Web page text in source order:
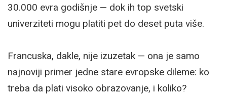
30.000 evra godišnje — dok ih top svetski
univerziteti mogu platiti pet do deset puta više.
Francuska, dakle, nije izuzetak — ona je samo
najnoviji primer jedne stare evropske dileme: ko
treba da plati visoko obrazovanje, i koliko?